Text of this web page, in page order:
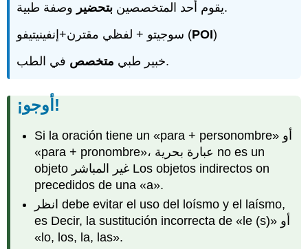
يقوم أحد المتخصصين بتحضير
وصفة طبية.
سوجيتو + لفظي مقترن+إنفينيتيفو (POI)
خبير طبي متخصص في الطب.
¡أوجو!
Si la oración tiene un «para + personombre» أو
«para + pronombre»، عبارة بحرية no es un
objeto غير المباشر Los objetos indirectos on
precedidos de una «a».
انظر debe evitar el uso del loísmo y el laísmo,
es Decir, la sustitución incorrecta de «le (s)» أو
«lo, los, la, las».